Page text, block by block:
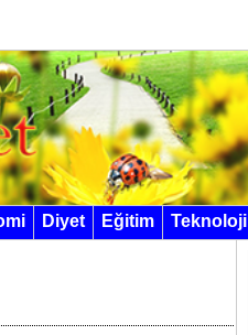
Diyet Eğitim Teknoloji